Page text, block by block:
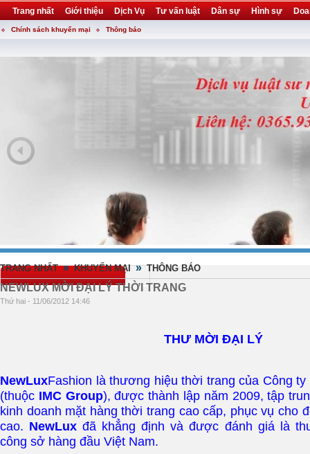
Trang nhất Giới thiệu Dịch Vụ Tư vấn luật Dân sự Hình sự
Khuyến mại Liên hệ forum
Chính sách khuyến mại Thông báo
TRANG NHẤT » KHUYẾN MẠI » THÔNG BÁO
NEWLUX MỜI ĐẠI LÝ THỜI TRANG
Thứ hai - 11/06/2012 14:46
THƯ MỜI ĐẠI LÝ
NewLuxFashion là thương hiệu thời trang của Công
(thuộc IMC Group), được thành lập năm 2009, tập
kinh doanh mặt hàng thời trang cao cấp, phục vụ cho
cao. NewLux đã khẳng định và được đánh giá là
công sở hàng đầu Việt Nam.